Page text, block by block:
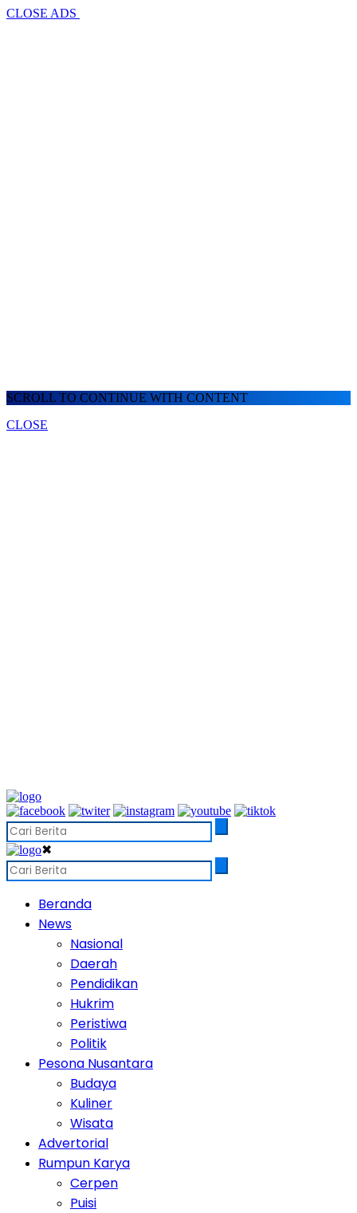
CLOSE ADS
SCROLL TO CONTINUE WITH CONTENT
CLOSE
✖
Beranda
News
Nasional
Daerah
Pendidikan
Hukrim
Peristiwa
Politik
Pesona Nusantara
Budaya
Kuliner
Wisata
Advertorial
Rumpun Karya
Cerpen
Puisi